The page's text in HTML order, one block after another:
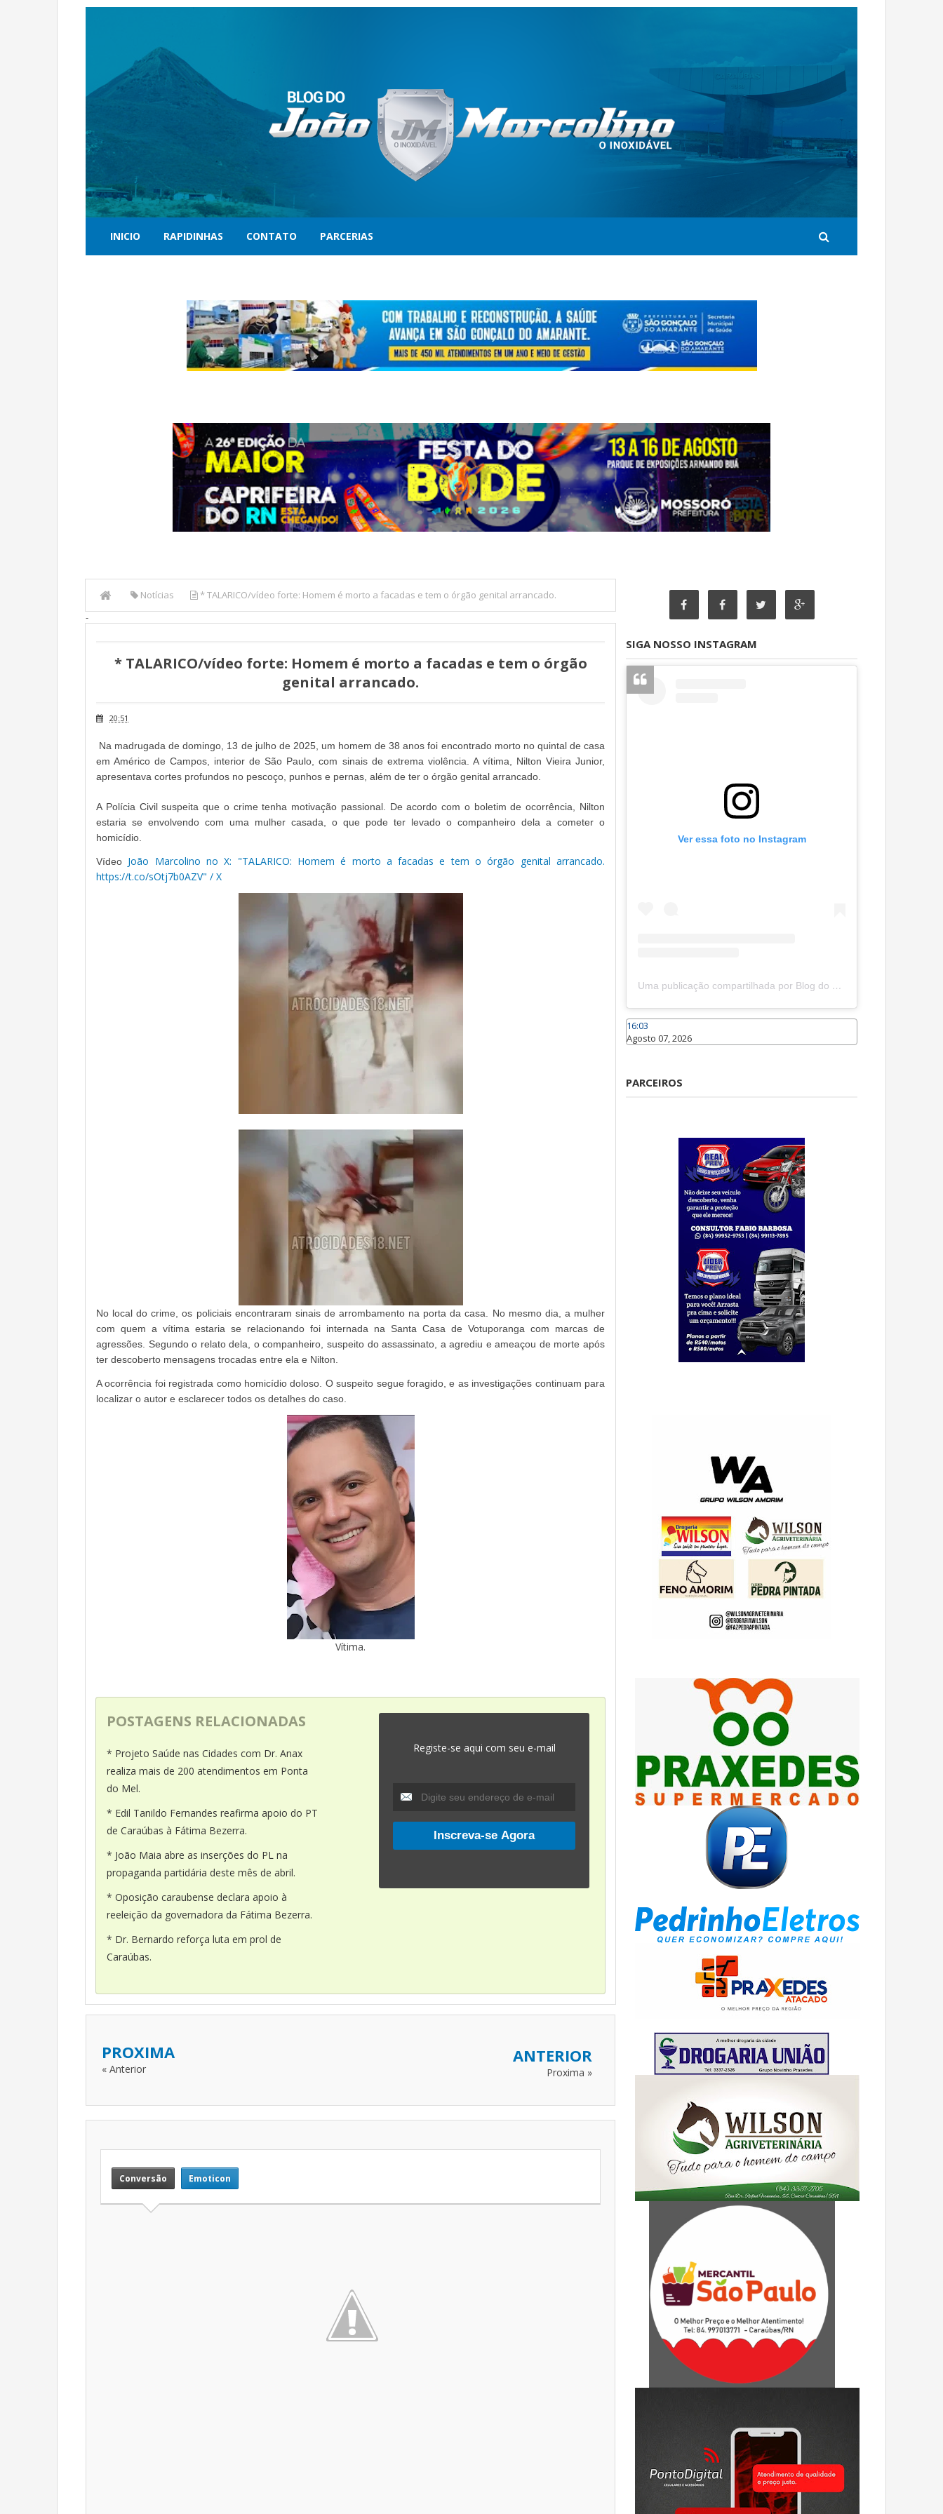
INICIO RAPIDINHAS CONTATO PARCERIAS
Notícias
* TALARICO/vídeo forte: Homem é morto a facadas e tem o órgão genital arrancado.
-
* TALARICO/vídeo forte: Homem é morto a facadas e tem o órgão
genital arrancado.
20:51
Na madrugada de domingo, 13 de julho de 2025, um homem de 38 anos foi encontrado morto no quintal de casa
em Américo de Campos, interior de São Paulo, com sinais de extrema violência. A vítima, Nilton Vieira Junior,
apresentava cortes profundos no pescoço, punhos e pernas, além de ter o órgão genital arrancado.
A Polícia Civil suspeita que o crime tenha motivação passional. De acordo com o boletim de ocorrência, Nilton
estaria se envolvendo com uma mulher casada, o que pode ter levado o companheiro dela a cometer o
homicídio.
Vídeo João Marcolino no X: "TALARICO: Homem é morto a facadas e tem o órgão genital arrancado.
https://t.co/sOtj7b0AZV" / X
No local do crime, os policiais encontraram sinais de arrombamento na porta da casa. No mesmo dia, a mulher
com quem a vítima estaria se relacionando foi internada na Santa Casa de Votuporanga com marcas de
agressões. Segundo o relato dela, o companheiro, suspeito do assassinato, a agrediu e ameaçou de morte após
ter descoberto mensagens trocadas entre ela e Nilton.
A ocorrência foi registrada como homicídio doloso. O suspeito segue foragido, e as investigações continuam para
localizar o autor e esclarecer todos os detalhes do caso.
Vítima.
POSTAGENS RELACIONADAS
* Projeto Saúde nas Cidades com Dr. Anax
realiza mais de 200 atendimentos em Ponta
do Mel.
* Edil Tanildo Fernandes reafirma apoio do PT
de Caraúbas à Fátima Bezerra.
* João Maia abre as inserções do PL na
propaganda partidária deste mês de abril.
* Oposição caraubense declara apoio à
reeleição da governadora da Fátima Bezerra.
* Dr. Bernardo reforça luta em prol de
Caraúbas.
Registe-se aqui com seu e-mail
PROXIMA
« Anterior
ANTERIOR
Proxima »
Conversão Emoticon
SIGA NOSSO INSTAGRAM
Ver essa foto no Instagram
Uma publicação compartilhada por Blog do João Marcolino (@joaomarcolinoneto)
16:03
Agosto 07, 2026
PARCEIROS